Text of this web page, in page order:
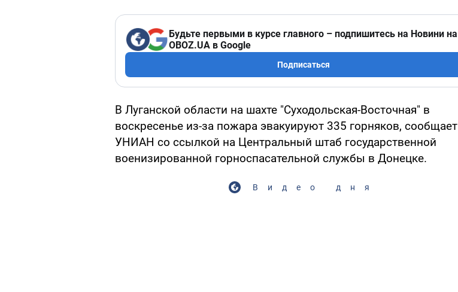
Будьте первыми в курсе главного – подпишитесь на Новини на
OBOZ.UA в Google
Подписаться
В Луганской области на шахте "Суходольская-Восточная" в
воскресенье из-за пожара эвакуируют 335 горняков, сообщает
УНИАН со ссылкой на Центральный штаб государственной
военизированной горноспасательной службы в Донецке.
Видео дня